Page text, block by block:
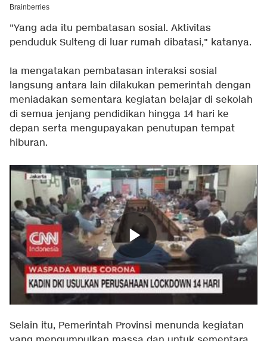
"Yang ada itu pembatasan sosial. Aktivitas
penduduk Sulteng di luar rumah dibatasi," katanya.
Ia mengatakan pembatasan interaksi sosial
langsung antara lain dilakukan pemerintah dengan
meniadakan sementara kegiatan belajar di sekolah
di semua jenjang pendidikan hingga 14 hari ke
depan serta mengupayakan penutupan tempat
hiburan.
Selain itu, Pemerintah Provinsi menunda kegiatan